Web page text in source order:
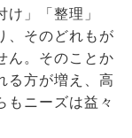
」「整理」
、そのどれもが
ん。そのことか
る方が増え、高
もニーズは益々